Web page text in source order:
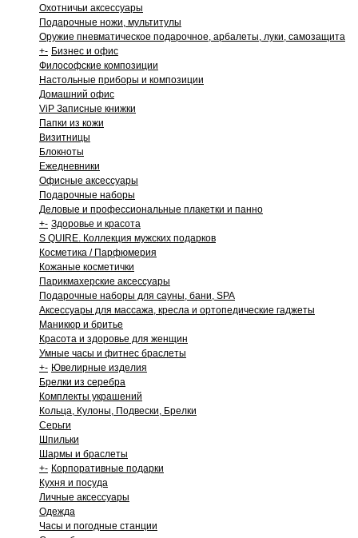
Охотничьи аксессуары
Подарочные ножи, мультитулы
Оружие пневматическое подарочное, арбалеты, луки, самозащита
+- Бизнес и офис
Философские композиции
Настольные приборы и композиции
Домашний офис
ViP Записные книжки
Папки из кожи
Визитницы
Блокноты
Ежедневники
Офисные аксессуары
Подарочные наборы
Деловые и профессиональные плакетки и панно
+- Здоровье и красота
S QUIRE. Коллекция мужских подарков
Косметика / Парфюмерия
Кожаные косметички
Парикмахерские аксессуары
Подарочные наборы для сауны, бани, SPA
Аксессуары для массажа, кресла и ортопедические гаджеты
Маникюр и бритье
Красота и здоровье для женщин
Умные часы и фитнес браслеты
+- Ювелирные изделия
Брелки из серебра
Комплекты украшений
Кольца, Кулоны, Подвески, Брелки
Серьги
Шпильки
Шармы и браслеты
+- Корпоративные подарки
Кухня и посуда
Личные аксессуары
Одежда
Часы и погодные станции